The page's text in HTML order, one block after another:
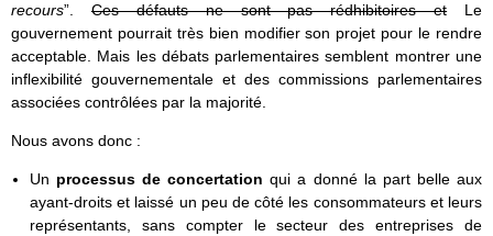
recours”.Ces défauts ne sont pas rédhibitoires etLe
gouvernement pourrait très bien modifier son projet pour le rendre
acceptable. Mais les débats parlementaires semblent montrer une
inflexibilité gouvernementale et des commissions parlementaires
associées contrôlées par la majorité.
Nous avons donc :
Un processus de concertationqui a donné la part belle aux
ayant-droits et laissé un peu de côté les consommateurs et leurs
représentants, sans compter le secteur des entreprises de